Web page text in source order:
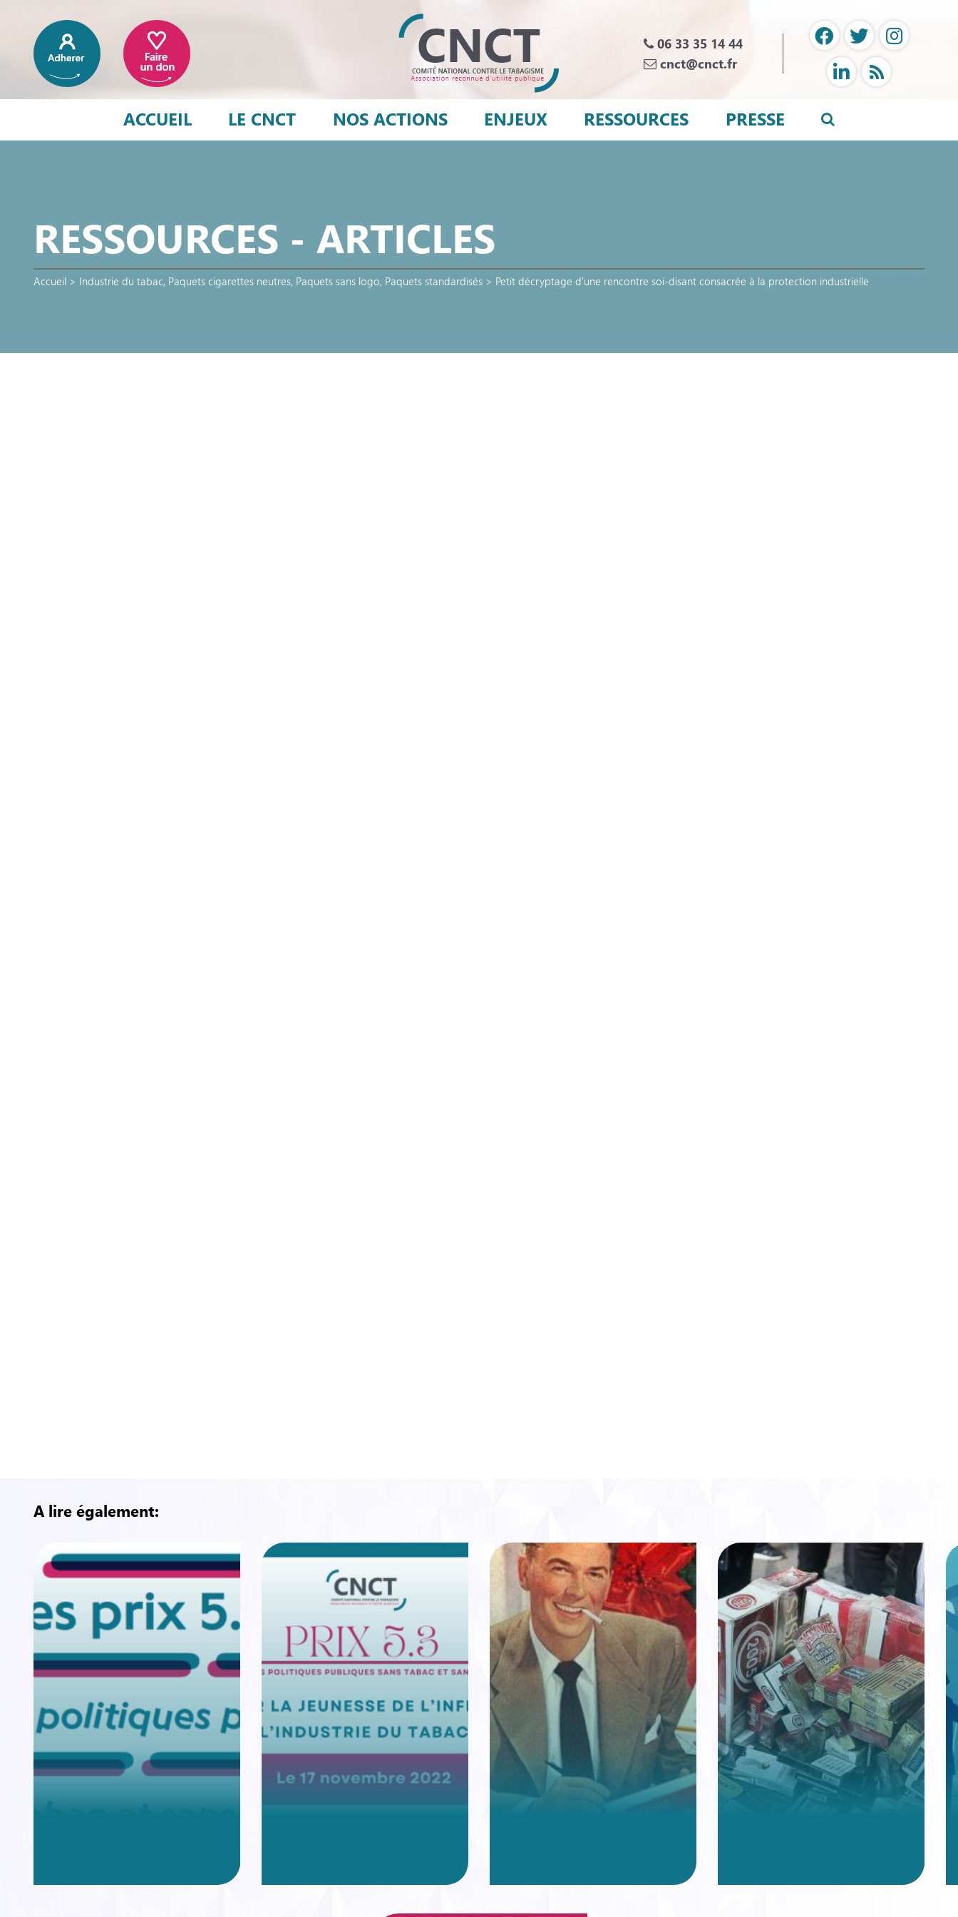
06 33 35 14 44
cnct@cnct.fr
ACCUEIL LE CNCT NOS ACTIONS ENJEUX RESSOURCES PRESSE
RESSOURCES - ARTICLES
Accueil > Industrie du tabac, Paquets cigarettes neutres, Paquets sans logo, Paquets standardisés > Petit décryptage d’une rencontre soi-disant consacrée à la protection industrielle
A lire également: